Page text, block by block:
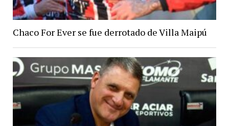
Chaco For Ever se fue derrotado de Villa Maipú